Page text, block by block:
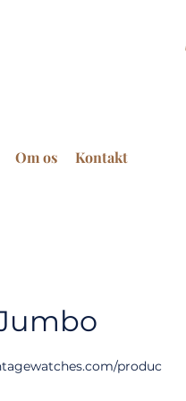
Om os Kontakt
produc